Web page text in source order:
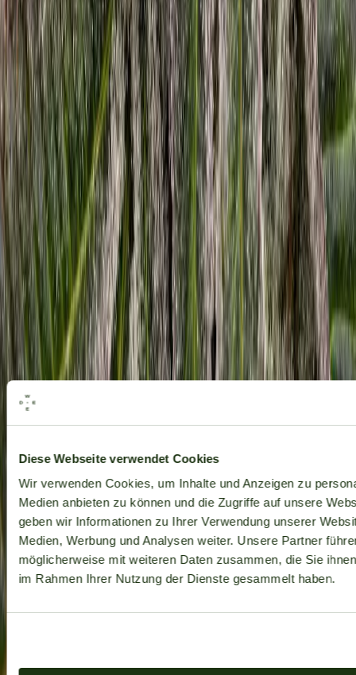
Diese Webseite verwendet Cookies
Wir verwenden Cookies, um Inhalte und Anzeigen zu
Medien anbieten zu können und die Zugriffe auf unsere
geben wir Informationen zu Ihrer Verwendung unserer
Medien, Werbung und Analysen weiter. Unsere Partner
möglicherweise mit weiteren Daten zusammen, die Sie
im Rahmen Ihrer Nutzung der Dienste gesammelt haben.
Marken